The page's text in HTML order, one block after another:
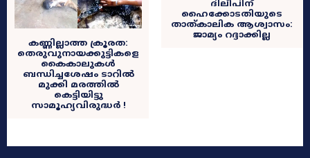
കണ്ണില്ലാത്ത ക്രൂരത:
തെരുവുനായക്കുട്ടികളെ
കൈകാലുകൾ
ബന്ധിച്ചശേഷം ടാറിൽ
മുക്കി മരത്തിൽ
കെട്ടിയിട്ടു
സാമൂഹ്യവിരുദ്ധർ !
ദിലീപിന്
ഹൈക്കോടതിയുടെ
താത്കാലിക ആശ്വാസം:
ജാമ്യം റദ്ദാക്കില്ല